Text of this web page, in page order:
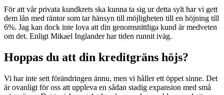
För att vår privata kundkrets ska kunna ta sig ur detta sylt har vi gett
dem lån med räntor som tar hänsyn till möjligheten till en höjning till
6%. Jag kan dock inte lova att din genomsnittliga kund är medveten
om det. Enligt Mikael Inglander har tiden runnit iväg.
Hoppas du att din kreditgräns höjs?
Vi har inte sett förändringen ännu, men vi håller ett öppet sinne. Det
är ovanligt för oss att uppleva en sådan stadig expansion med små